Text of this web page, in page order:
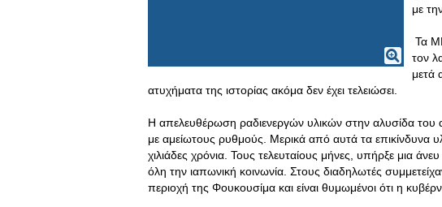
με
Τα
τον
μετά
ατυχήματα της ιστορίας ακόμα δεν έχει τελειώσει.
Η απελευθέρωση ραδιενεργών υλικών στην αλυσίδα του
με αμείωτους ρυθμούς. Μερικά από αυτά τα επικίνδυνα
χιλιάδες χρόνια. Τους τελευταίους μήνες, υπήρξε μια
όλη την ιαπωνική κοινωνία. Στους διαδηλωτές
περιοχή της Φουκουσίμα και είναι θυμωμένοι ότι η